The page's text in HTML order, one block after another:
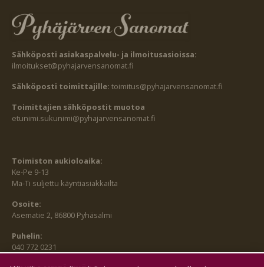
Sähköposti asiakaspalvelu- ja ilmoitusasioissa:
ilmoitukset@pyhajarvensanomat.fi
Sähköposti toimittajille: toimitus@pyhajarvensanomat.fi
Toimittajien sähköpostit muotoa
etunimi.sukunimi@pyhajarvensanomat.fi
Toimiston aukioloaika:
Ke-Pe 9-13
Ma-Ti suljettu käyntiasiakkailta
Osoite:
Asematie 2, 86800 Pyhäsalmi
Puhelin:
040 772 0231